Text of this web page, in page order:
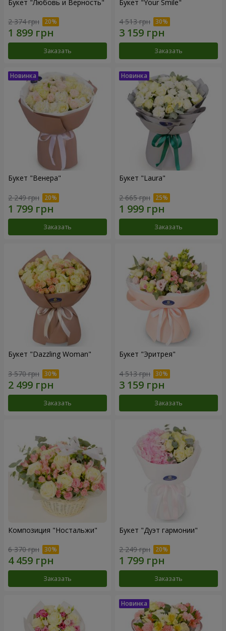
Букет "Любовь и Верность"
2 374 грн
Заказать
Букет "Your Smile"
4 513 грн
Заказать
Букет "Венера"
2 249 грн
Заказать
Букет "Laura"
2 665 грн
Заказать
Букет "Dazzling Woman"
3 570 грн
Заказать
Букет "Эритрея"
4 513 грн
Заказать
Композиция "Ностальжи"
6 370 грн
Заказать
Букет "Дуэт гармонии"
2 249 грн
Заказать